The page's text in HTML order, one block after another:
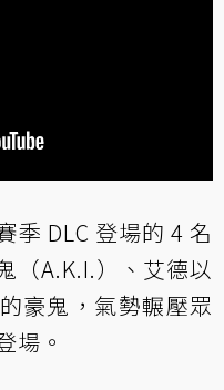
季 DLC 登場的 4 名
（A.K.I.）、艾德以
豪鬼，氣勢輾壓眾
場。